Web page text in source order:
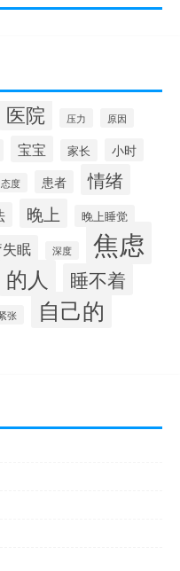
医院 压力 原因
宝宝 家长 小时
态度 患者 情绪
晚上
晚上睡觉
眠 深度 焦虑
的人 睡不着
张 自己的